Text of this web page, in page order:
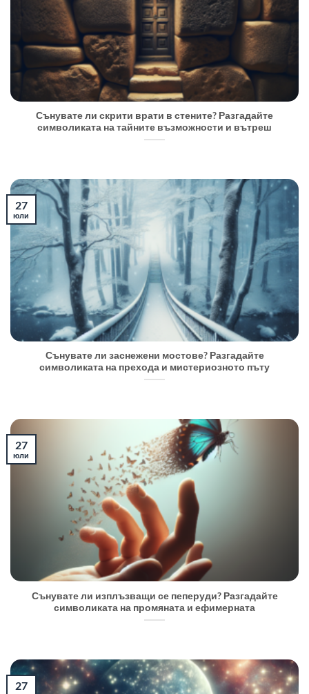
Сънувате ли скрити врати в стените? Разгадайте
символиката на тайните възможности и вътреш
Сънувате ли заснежени мостове? Разгадайте
символиката на прехода и мистериозното пъту
27
юли
Сънувате ли изплъзващи се пеперуди? Разгадайте
символиката на промяната и ефимерната
27
юли
27